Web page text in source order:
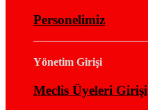
Personelimiz
Yönetim Girişi
Meclis Üyeleri Girişi